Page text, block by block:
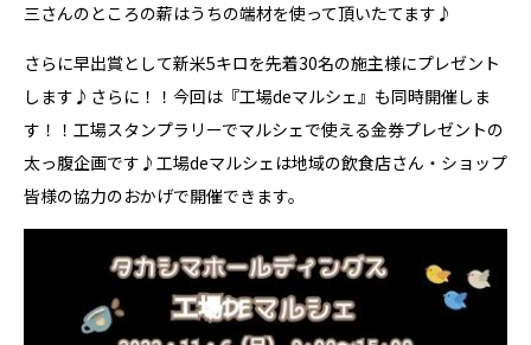
三さんのところの薪はうちの端材を使って頂いたてます♪
さらに早出賞として新米5キロを先着30名の施主様にプレゼント
します♪さらに！！今回は『工場deマルシェ』も同時開催しま
す！！工場スタンプラリーでマルシェで使える金券プレゼントの
太っ腹企画です♪工場deマルシェは地域の飲食店さん・ショップ
皆様の協力のおかげで開催できます。